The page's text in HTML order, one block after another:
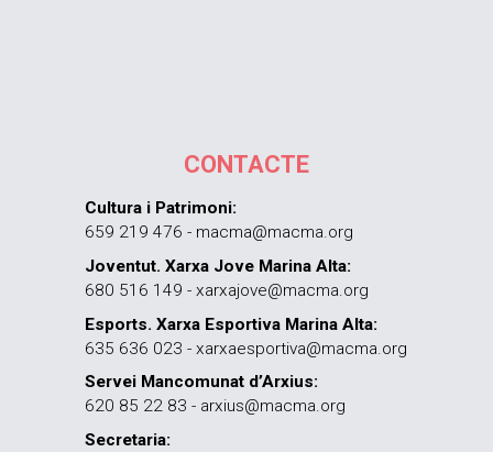
CONTACTE
Cultura i Patrimoni:
659 219 476 - macma@macma.org
Joventut. Xarxa Jove Marina Alta:
680 516 149 - xarxajove@macma.org
Esports. Xarxa Esportiva Marina Alta:
635 636 023 - xarxaesportiva@macma.org
Servei Mancomunat d’Arxius:
620 85 22 83 - arxius@macma.org
Secretaria: